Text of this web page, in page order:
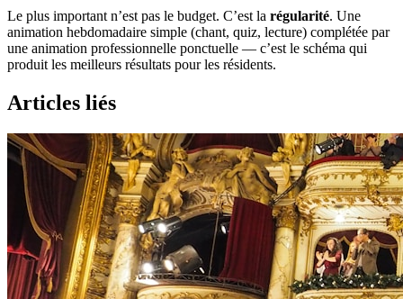
Le plus important n’est pas le budget. C’est la régularité. Une
animation hebdomadaire simple (chant, quiz, lecture) complétée par
une animation professionnelle ponctuelle — c’est le schéma qui
produit les meilleurs résultats pour les résidents.
Articles liés